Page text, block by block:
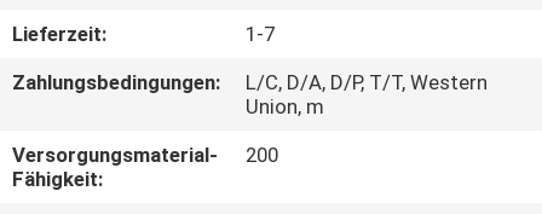
MIT
UNS
VERBINDUNG
Lieferzeit:
1-7
Zahlungsbedingungen:
L/C, D/A, D/P, T/T, Western
Union, m
Versorgungsmaterial-
Fähigkeit:
200